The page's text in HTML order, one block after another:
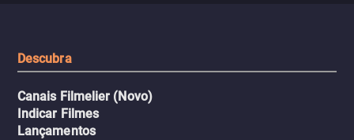
Descubra
Canais Filmelier (Novo)
Indicar Filmes
Lançamentos